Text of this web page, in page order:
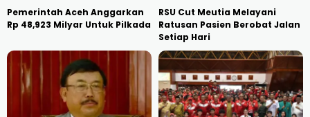
Pemerintah Aceh Anggarkan
Rp 48,923 Milyar Untuk Pilkada
RSU Cut Meutia Melayani
Ratusan Pasien Berobat Jalan
Setiap Hari